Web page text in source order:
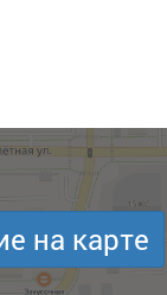
на карте